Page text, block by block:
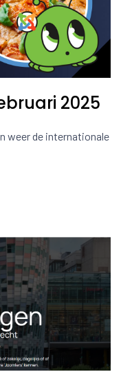
2025
weer de internationale